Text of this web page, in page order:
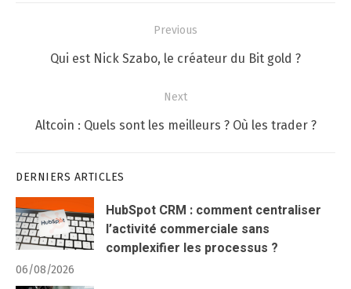
Previous
Previous
Qui est Nick Szabo, le créateur du Bit gold ?
Next
Next
Altcoin : Quels sont les meilleurs ? Où les trader ?
DERNIERS ARTICLES
HubSpot CRM : comment centraliser
l’activité commerciale sans
complexifier les processus ?
06/08/2026